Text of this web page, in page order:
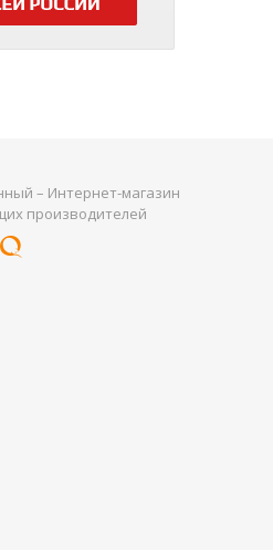
– Интернет-магазин
производителей